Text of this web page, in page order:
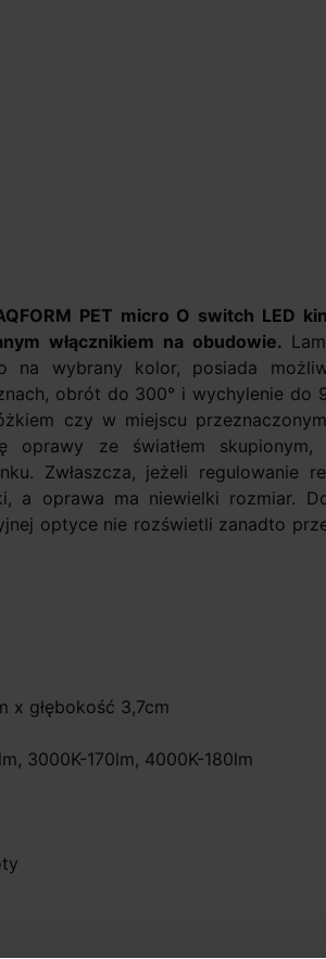
PET micro O switch LED
włącznikiem na obudowie.
na wybrany kolor, posiada
obrót do 300° i wychylenie do
czy w miejscu
oprawy ze światłem skupionym,
Zwłaszcza, jeżeli regulowanie
a oprawa ma niewielki rozmiar.
optyce nie rozświetli zanadto
x głębokość 3,7cm
3000K-170lm, 4000K-180lm